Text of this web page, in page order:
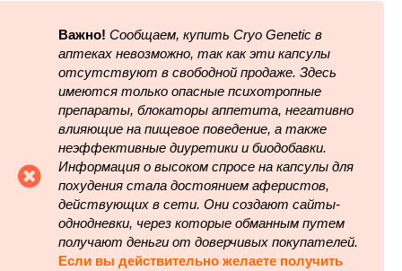
Важно! Сообщаем, купить Cryo Genetic в
аптеках невозможно, так как эти капсулы
отсутствуют в свободной продаже. Здесь
имеются только опасные психотропные
препараты, блокаторы аппетита, негативно
влияющие на пищевое поведение, а также
неэффективные диуретики и биодобавки.
Информация о высоком спросе на капсулы для
похудения стала достоянием аферистов,
действующих в сети. Они создают сайты-
однодневки, через которые обманным путем
получают деньги от доверчивых покупателей.
Если вы действительно желаете получить